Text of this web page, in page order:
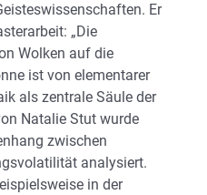
Er
„Die
Wolken auf die
ist von elementarer
als zentrale Säule der
Natalie Stut wurde
zwischen
analysiert.
in der